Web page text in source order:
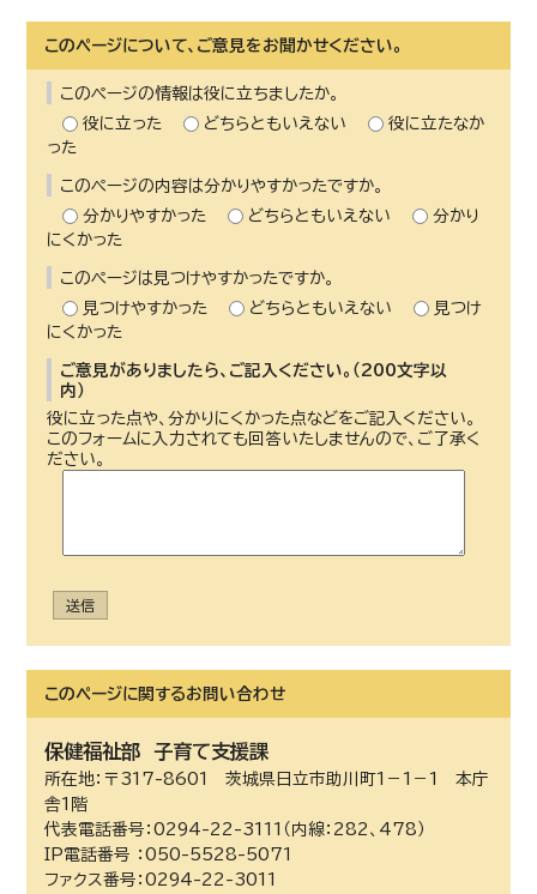
このページについて、ご意見をお聞かせください。
このページの情報は役に立ちましたか。
役に立った
どちらともいえない
役に立たなか
った
このページの内容は分かりやすかったですか。
分かりやすかった
どちらともいえない
分かり
にくかった
このページは見つけやすかったですか。
見つけやすかった
どちらともいえない
見つけ
にくかった
ご意見がありましたら、ご記入ください。（200文字以
内）
役に立った点や、分かりにくかった点などをご記入ください。
このフォームに入力されても回答いたしませんので、ご了承く
ださい。
送信
このページに関するお問い合わせ
保健福祉部子育て支援課
所在地：〒317-8601 茨城県日立市助川町1－1－1 本庁
舎1階
代表電話番号：0294-22-3111（内線：282、478）
IP電話番号 ：050-5528-5071
ファクス番号：0294-22-3011